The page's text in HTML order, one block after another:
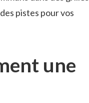
pistes pour vos
une